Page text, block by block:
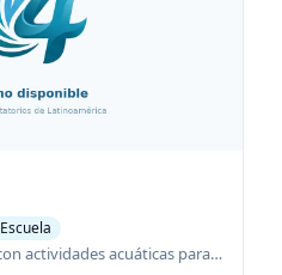
Escuela
Alberca deportiva en Tepic con actividades acuáticas para todas las edades.